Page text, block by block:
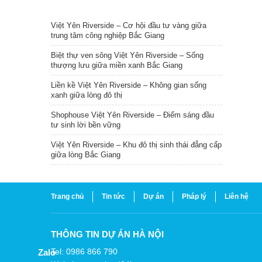
Việt Yên Riverside – Cơ hội đầu tư vàng giữa
trung tâm công nghiệp Bắc Giang
Biệt thự ven sông Việt Yên Riverside – Sống
thượng lưu giữa miền xanh Bắc Giang
Liền kề Việt Yên Riverside – Không gian sống
xanh giữa lòng đô thị
Shophouse Việt Yên Riverside – Điểm sáng đầu
tư sinh lời bền vững
Việt Yên Riverside – Khu đô thị sinh thái đẳng cấp
giữa lòng Bắc Giang
Trang chủ Tin tức Dự án Pháp lý Liên hệ
THÔNG TIN DỰ ÁN HÀ NỘI
Tel: 0986 866 790
Zalo